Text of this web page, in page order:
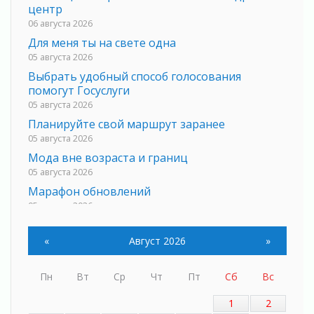
центр
06 августа 2026
Для меня ты на свете одна
05 августа 2026
Выбрать удобный способ голосования
помогут Госуслуги
05 августа 2026
Планируйте свой маршрут заранее
05 августа 2026
Мода вне возраста и границ
05 августа 2026
Марафон обновлений
05 августа 2026
Добровольцы огненного фронта
05 августа 2026
С заботой о здоровье
05 августа 2026
« Август 2026 »
Пн Вт Ср Чт Пт Сб
Вс
1
2